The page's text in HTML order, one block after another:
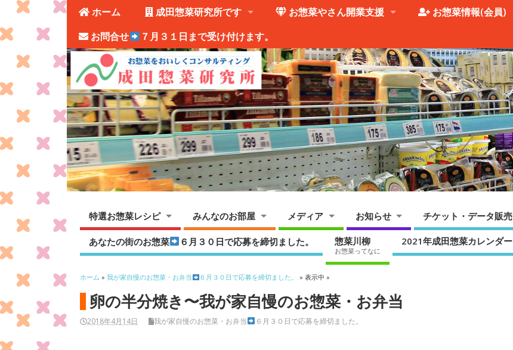
ホーム 成田惣菜研究所です お惣菜やさん開業支援 お惣菜情報(会員)
お問合せ
７月３１日まで受け付けます。
特選お惣菜レシピ みんなのお部屋 メディア お知らせ チケット・データ販売
あなたの街のお惣菜 ６月３０日で応募を締切ました。 惣菜川柳
お惣菜ってなに
2021年成田惣菜カレンダー
ホーム »我が家自慢のお惣菜・お弁当 ６月３０日で応募を締切ました。 » 表示中 »
卵の半分焼き〜我が家自慢のお惣菜・お弁当
2018年4月14日 我が家自慢のお惣菜・お弁当 ６月３０日で応募を締切ました。